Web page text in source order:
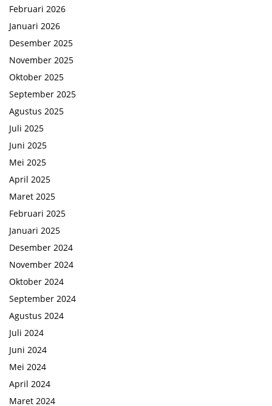
Februari 2026
Januari 2026
Desember 2025
November 2025
Oktober 2025
September 2025
Agustus 2025
Juli 2025
Juni 2025
Mei 2025
April 2025
Maret 2025
Februari 2025
Januari 2025
Desember 2024
November 2024
Oktober 2024
September 2024
Agustus 2024
Juli 2024
Juni 2024
Mei 2024
April 2024
Maret 2024